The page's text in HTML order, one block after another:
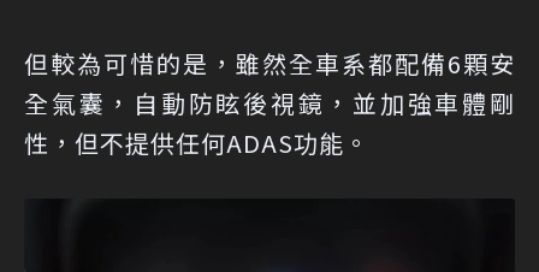
但較為可惜的是，雖然全車系都配備6顆安
全氣囊，自動防眩後視鏡，並加強車體剛
性，但不提供任何ADAS功能。